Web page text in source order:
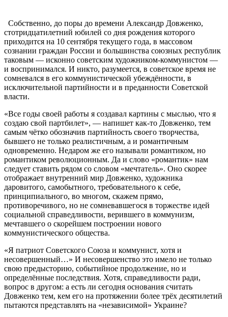
Собственно, до поры до времени Александр Довженко,
стотридцатилетний юбилей со дня рождения которого
приходится на 10 сентября текущего года, в массовом
сознании граждан России и большинства союзных республик
таковым — исконно советским художником-коммунистом —
и воспринимался. И никто, разумеется, в советское время не
сомневался в его коммунистической убеждённости, в
исключительной партийности и в преданности Советской
власти.
«Все годы своей работы я создавал картины с мыслью, что я
создаю свой партбилет», — напишет как-то Довженко, тем
самым чётко обозначив партийность своего творчества,
бывшего не только реалистичным, а и романтичным
одновременно. Недаром же его называли романтиком, но
романтиком революционным. Да и слово «романтик» нам
следует ставить рядом со словом «мечтатель». Оно скорее
отображает внутренний мир Довженко, художника
даровитого, самобытного, требовательного к себе,
принципиального, во многом, скажем прямо,
противоречивого, но не сомневавшегося в торжестве идей
социальной справедливости, верившего в коммунизм,
мечтавшего о скорейшем построении нового
коммунистического общества.
«Я патриот Советского Союза и коммунист, хотя и
несовершенный…» И несовершенство это имело не только
свою предысторию, событийное продолжение, но и
определённые последствия. Хотя, справедливости ради,
вопрос в другом: а есть ли сегодня основания считать
Довженко тем, кем его на протяжении более трёх десятилетий
пытаются представлять на «независимой» Украине?